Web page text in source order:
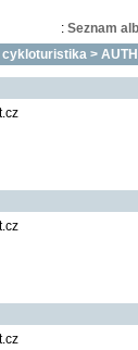
: Seznam alb
>